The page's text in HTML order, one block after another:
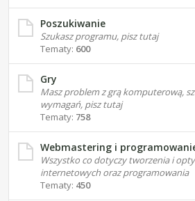
Poszukiwanie
Szukasz programu, pisz tutaj
Tematy: 600
Gry
Masz problem z grą komputerową,
wymagań, pisz tutaj
Tematy: 758
Webmastering i
Wszystko co dotyczy tworzenia i
internetowych oraz programowania
Tematy: 450